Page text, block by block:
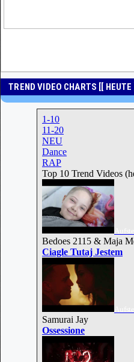
TREND VIDEO CHARTS [[ HEUTE ]]